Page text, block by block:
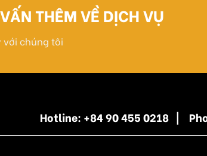
THÊM VỀ DỊCH VỤ
với chúng tôi
Hotline: +84 90 455 0218 |